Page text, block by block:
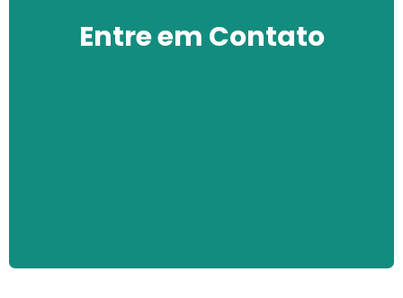
Entre em Contato